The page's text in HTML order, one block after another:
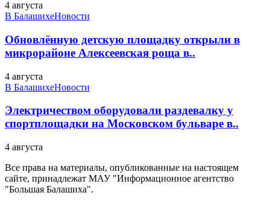
4 августа
В БалашихеНовости
Обновлённую детскую площадку открыли в
микрорайоне Алексеевская роща в..
4 августа
В БалашихеНовости
Электричеством оборудовали раздевалку у
спортплощадки на Московском бульваре в..
4 августа
Все права на материалы, опубликованные на настоящем
сайте, принадлежат МАУ "Информационное агентство
"Большая Балашиха".